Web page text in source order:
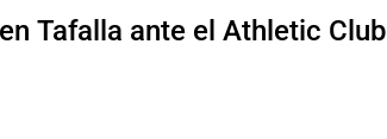
Tafalla ante el Athletic Club